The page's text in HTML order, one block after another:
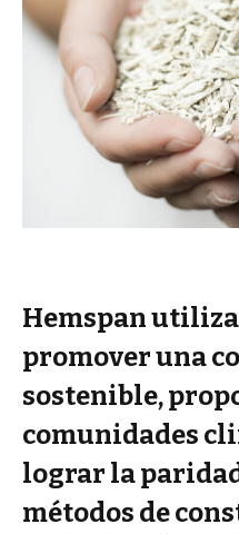
Hemspan
promover una
sostenible,
comunidades
lograr la
métodos de